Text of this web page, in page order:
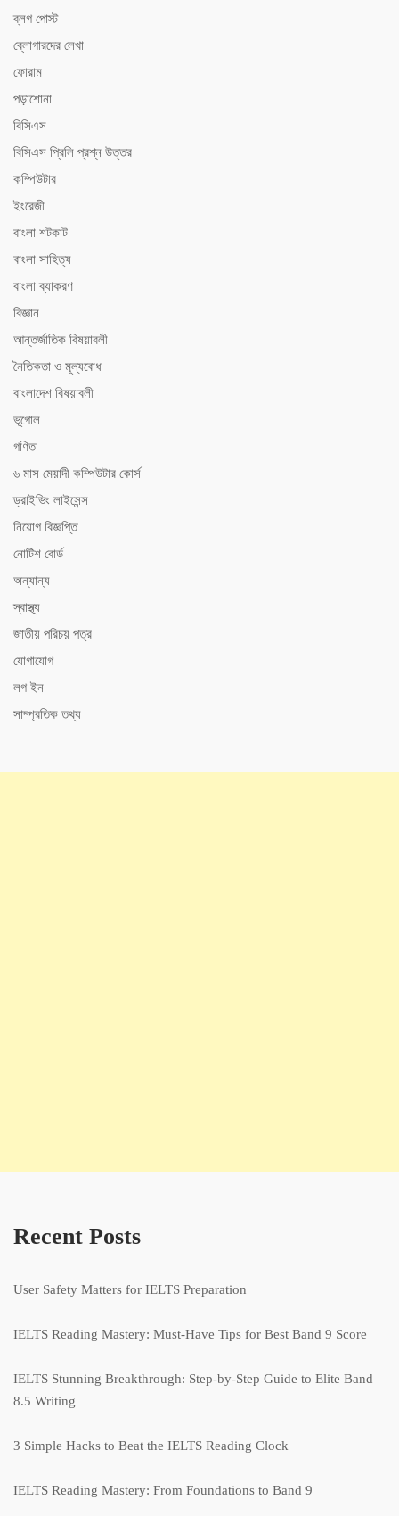
ব্লগ পোস্ট
ব্লোগারদের লেখা
ফোরাম
পড়াশোনা
বিসিএস
বিসিএস ‍প্রিলি প্রশ্ন উত্তর
কম্পিউটার
ইংরেজী
বাংলা শটকাট
বাংলা সাহিত্য
বাংলা ব্যাকরণ
বিজ্ঞান
আন্তর্জাতিক বিষয়াবলী
নৈতিকতা ও মূল্যবোধ
বাংলাদেশ বিষয়াবলী
ভূগোল
গণিত
৬ মাস মেয়াদী কম্পিউটার কোর্স
ড্রাইভিং লাইসেন্স
নিয়োগ বিজ্ঞপ্তি
নোটিশ বোর্ড
অন্যান্য
স্বাস্থ্য
জাতীয় পরিচয় পত্র
যোগাযোগ
লগ ইন
সাম্প্রতিক তথ্য
Recent Posts
User Safety Matters for IELTS Preparation
IELTS Reading Mastery: Must-Have Tips for Best Band 9 Score
IELTS Stunning Breakthrough: Step-by-Step Guide to Elite Band
8.5 Writing
3 Simple Hacks to Beat the IELTS Reading Clock
IELTS Reading Mastery: From Foundations to Band 9